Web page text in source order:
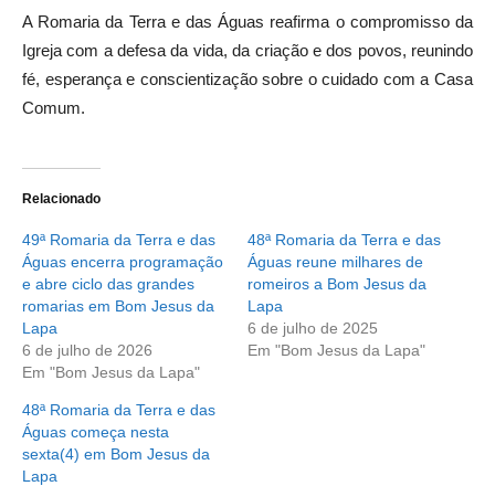
A Romaria da Terra e das Águas reafirma o compromisso da
Igreja com a defesa da vida, da criação e dos povos, reunindo
fé, esperança e conscientização sobre o cuidado com a Casa
Comum.
Relacionado
49ª Romaria da Terra e das
Águas encerra programação
e abre ciclo das grandes
romarias em Bom Jesus da
Lapa
6 de julho de 2026
Em "Bom Jesus da Lapa"
48ª Romaria da Terra e das
Águas reune milhares de
romeiros a Bom Jesus da
Lapa
6 de julho de 2025
Em "Bom Jesus da Lapa"
48ª Romaria da Terra e das
Águas começa nesta
sexta(4) em Bom Jesus da
Lapa